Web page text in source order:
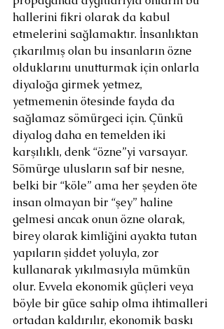
hallerini fikri olarak da kabul
etmelerini sağlamaktır. İnsanlıktan
çıkarılmış olan bu insanların özne
olduklarını unutturmak için onlarla
diyaloğa girmek yetmez,
yetmemenin ötesinde fayda da
sağlamaz sömürgeci için. Çünkü
diyalog daha en temelden iki
karşılıklı, denk “özne”yi varsayar.
Sömürge ulusların saf bir nesne,
belki bir “köle” ama her şeyden öte
insan olmayan bir “şey” haline
gelmesi ancak onun özne olarak,
birey olarak kimliğini ayakta tutan
yapıların şiddet yoluyla, zor
kullanarak yıkılmasıyla mümkün
olur. Evvela ekonomik güçleri veya
böyle bir güce sahip olma ihtimalleri
ortadan kaldırılır, ekonomik baskı